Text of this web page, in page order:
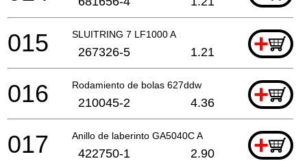
SLUITRING 7 LF1000 A +
015 267326-5 1.21
Rodamiento de bolas 627ddw +
016 210045-2 4.36
Anillo de laberinto GA5040C A +
017 422750-1 2.90